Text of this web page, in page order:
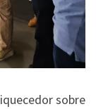
sobre